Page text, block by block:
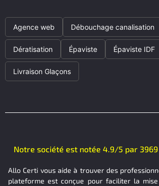
Agence web Débouchage canalisation
Dératisation Épaviste Épaviste IDF
Livraison Glaçons
Notre société est notée 4.9/5 par
Allo Certi vous aide à trouver des
plateforme est conçue pour faciliter la